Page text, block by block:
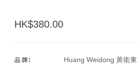
HK$380.00
品 牌∶ Huang Weidong 黃衛東